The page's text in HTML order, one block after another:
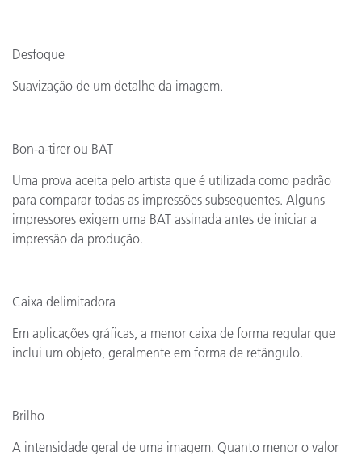
Desfoque
Suavização de um detalhe da imagem.
Bon-a-tirer ou BAT
Uma prova aceita pelo artista que é utilizada como padrão
para comparar todas as impressões subsequentes. Alguns
impressores exigem uma BAT assinada antes de iniciar a
impressão da produção.
Caixa delimitadora
Em aplicações gráficas, a menor caixa de forma regular que
inclui um objeto, geralmente em forma de retângulo.
Brilho
A intensidade geral de uma imagem. Quanto menor o valor